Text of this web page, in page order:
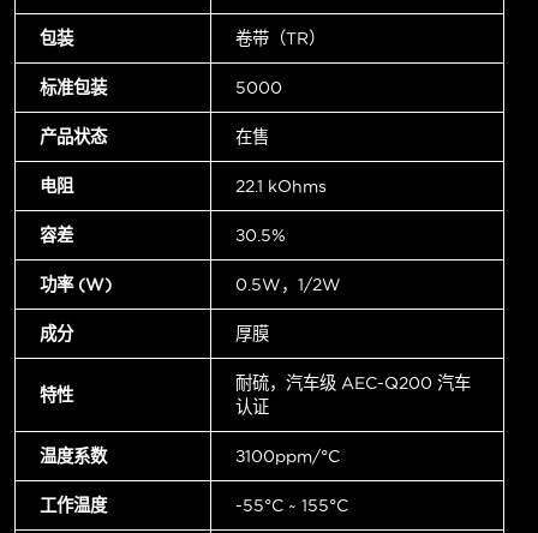
包装 卷带（TR）
标准包装 5000
产品状态 在售
电阻 22.1 kOhms
容差 ±0.5%
功率 (W) 0.5W，1/2W
成分 厚膜
特性
耐硫，汽车级 AEC-Q200 汽车
认证
温度系数 ±100ppm/°C
工作温度 -55°C ~ 155°C